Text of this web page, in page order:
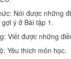
Nói được những
ý ở Bài tập 1.
Viết được những
Yêu thích môn học.